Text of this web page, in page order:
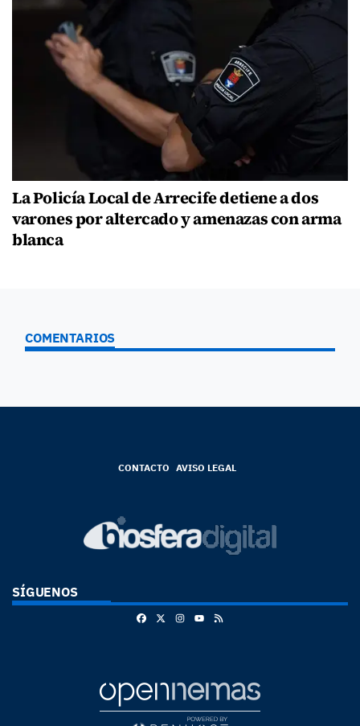
La Policía Local de Arrecife detiene a dos
varones por altercado y amenazas con arma
blanca
COMENTARIOS
CONTACTO AVISO LEGAL
SÍGUENOS
FacebookInstagram